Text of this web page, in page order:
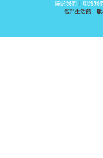
關於我們 | 聯絡我
智邦生活館 版